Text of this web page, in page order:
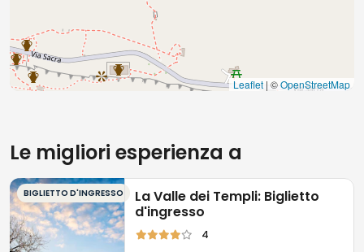
Leaflet | ©OpenStreetMap
Le migliori esperienza a
BIGLIETTO D'INGRESSO
La Valle dei Templi: Biglietto
d'ingresso
4